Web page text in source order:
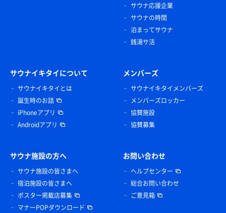
サウナ応援企業
サウナの時間
泊まってサウナ
銭湯サ活
サウナイキタイについて
サウナイキタイとは
誕生時のお話
iPhoneアプリ
Androidアプリ
メンバーズ
サウナイキタイメンバーズ
メンバーズロッカー
協賛施設
協賛募集
サウナ施設の方へ
サウナ施設の皆さまへ
宿泊施設の皆さまへ
ポスター掲載店募集
マナーPOPダウンロード
お問い合わせ
ヘルプセンター
総合お問い合わせ
ご意見箱